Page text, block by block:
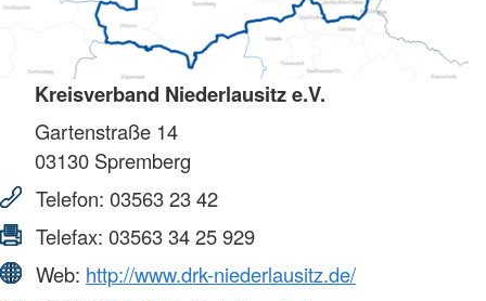
Kreisverband Niederlausitz e.V.
Gartenstraße 14
03130 Spremberg
Telefon: 03563 23 42
Telefax: 03563 34 25 929
Web: http://www.drk-niederlausitz.de/